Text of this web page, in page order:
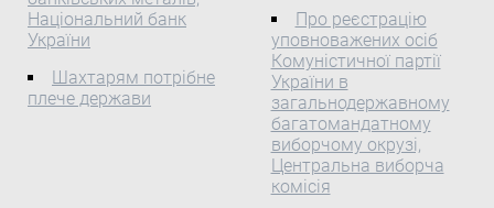
Національний банк
України
Шахтарям потрібне
плече держави
отримати більшість у
парламенті.
Про реєстрацію
уповноважених осіб
Комуністичної партії
України в
загальнодержавному
багатомандатному
виборчому окрузі,
Центральна виборча
комісія